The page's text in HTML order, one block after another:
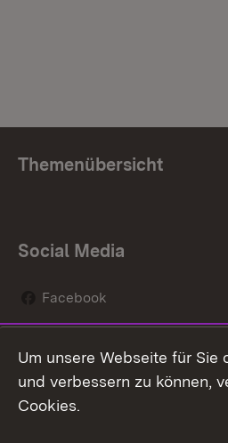
Themenübersicht
Social Media
Facebook
Social Wall
Youtube
Um unsere Webseite für Sie
und verbessern zu können,
Cookies.